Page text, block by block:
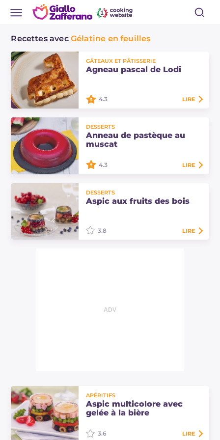
Recettes avec Gélatine en feuilles
GÂTEAUX ET PÂTISSERIE
Agneau pascal de Lodi
dessert en pâte feuilletée de forme
symbolique, garni de crème
diplomate. Découvrez cette recette
4.3 LIRE
DESSERTS
Anneau de pastèque au
muscat
est un dessert frais à la cuillère, une
manière différente et originale de
4.3 LIRE
DESSERTS
Aspic aux fruits des bois
3.8 LIRE
APÉRITIFS
Aspic multicolore avec
gelée à la bière
3.6 LIRE